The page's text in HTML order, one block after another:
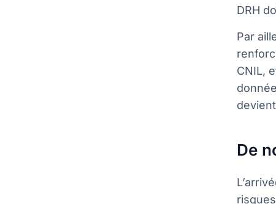
DRH
Par
CNIL,
De